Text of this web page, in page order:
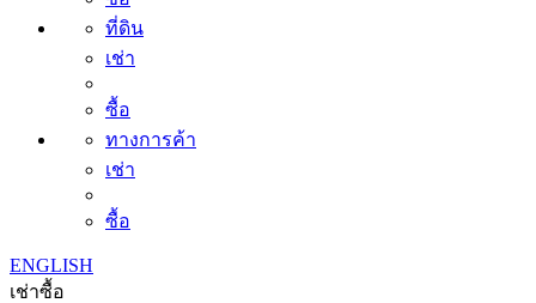
ที่ดิน
เช่า
ซื้อ
ทางการค้า
เช่า
ซื้อ
ENGLISH
เช่าซื้อ